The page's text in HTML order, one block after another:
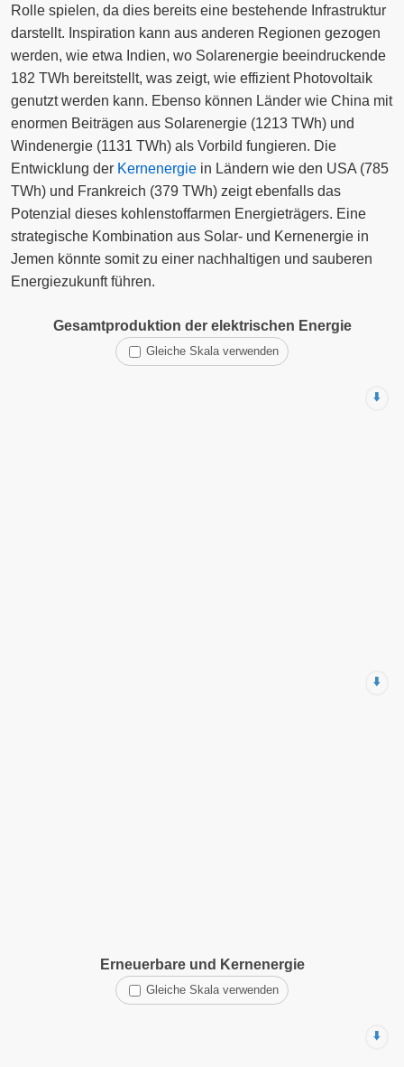
Rolle spielen, da dies bereits eine bestehende Infrastruktur
darstellt. Inspiration kann aus anderen Regionen gezogen
werden, wie etwa Indien, wo Solarenergie beeindruckende
182 TWh bereitstellt, was zeigt, wie effizient Photovoltaik
genutzt werden kann. Ebenso können Länder wie China mit
enormen Beiträgen aus Solarenergie (1213 TWh) und
Windenergie (1131 TWh) als Vorbild fungieren. Die
Entwicklung der Kernenergie in Ländern wie den USA (785
TWh) und Frankreich (379 TWh) zeigt ebenfalls das
Potenzial dieses kohlenstoffarmen Energieträgers. Eine
strategische Kombination aus Solar- und Kernenergie in
Jemen könnte somit zu einer nachhaltigen und sauberen
Energiezukunft führen.
Gesamtproduktion der elektrischen Energie
Gleiche Skala verwenden
⬇️
⬇️
Erneuerbare und Kernenergie
Gleiche Skala verwenden
⬇️